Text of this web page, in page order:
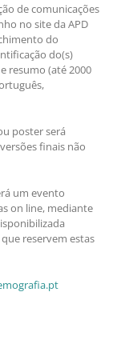
de comunicações
no site da APD
do
do(s)
resumo (até 2000
poster será
finais não
um evento
on line, mediante
reservem estas